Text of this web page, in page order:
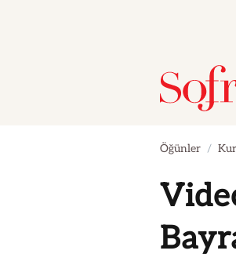
Öğünler